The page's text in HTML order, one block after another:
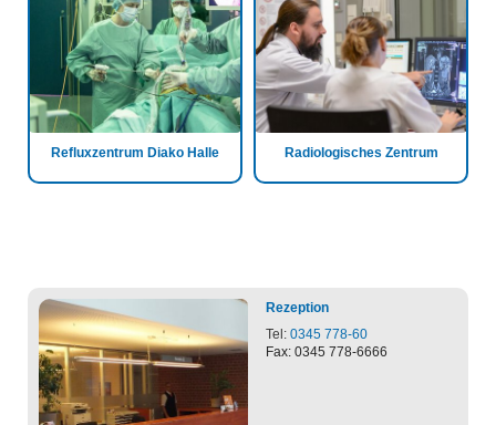
Refluxzentrum Diako Halle Radiologisches Zentrum
Rezeption
Tel: 0345 778-60
Fax: 0345 778-6666